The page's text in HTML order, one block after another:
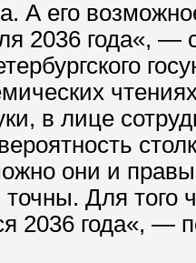
А его
2036 года«,
в лице
они и
Для того
2036 года«, —